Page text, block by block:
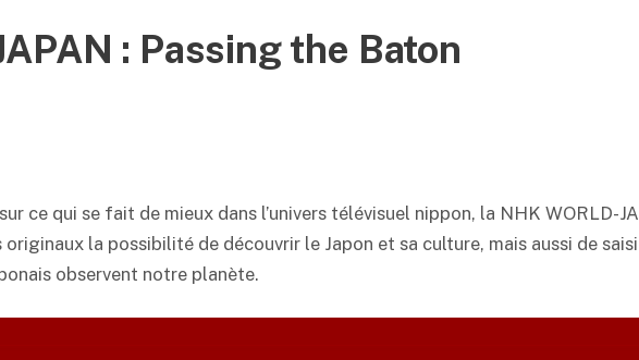
: Passing the Baton
ce qui se fait de mieux dans l’univers télévisuel nippon, la NHK WORLD-
originaux la possibilité de découvrir le Japon et sa culture, mais aussi de
observent notre planète.